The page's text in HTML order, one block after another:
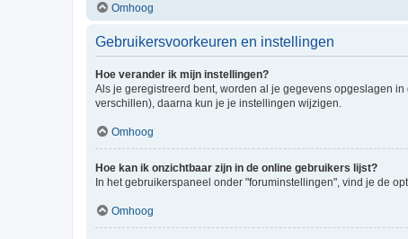
Omhoog
Gebruikersvoorkeuren en instellingen
Hoe verander ik mijn instellingen?
Als je geregistreerd bent, worden al je gegevens opgeslagen
verschillen), daarna kun je je instellingen wijzigen.
Omhoog
Hoe kan ik onzichtbaar zijn in de online gebruikers lijst?
In het gebruikerspaneel onder "foruminstellingen", vind je de
Omhoog